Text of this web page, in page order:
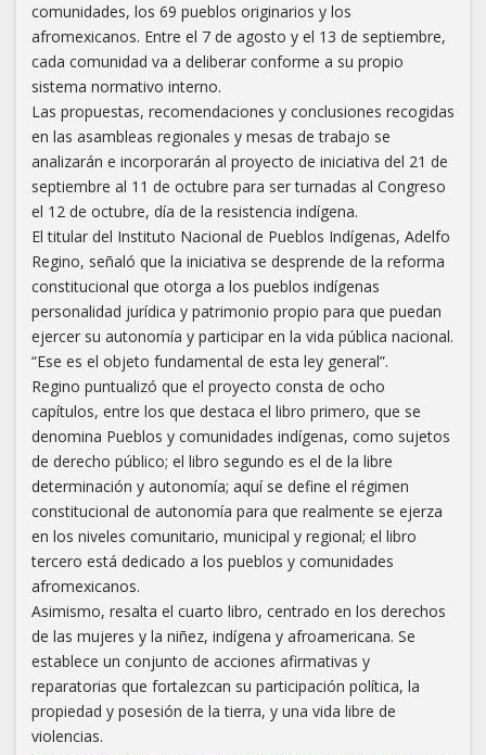
comunidades, los 69 pueblos originarios y los
afromexicanos. Entre el 7 de agosto y el 13 de septiembre,
cada comunidad va a deliberar conforme a su propio
sistema normativo interno.
Las propuestas, recomendaciones y conclusiones recogidas
en las asambleas regionales y mesas de trabajo se
analizarán e incorporarán al proyecto de iniciativa del 21 de
septiembre al 11 de octubre para ser turnadas al Congreso
el 12 de octubre, día de la resistencia indígena.
El titular del Instituto Nacional de Pueblos Indígenas, Adelfo
Regino, señaló que la iniciativa se desprende de la reforma
constitucional que otorga a los pueblos indígenas
personalidad jurídica y patrimonio propio para que puedan
ejercer su autonomía y participar en la vida pública nacional.
“Ese es el objeto fundamental de esta ley general”.
Regino puntualizó que el proyecto consta de ocho
capítulos, entre los que destaca el libro primero, que se
denomina Pueblos y comunidades indígenas, como sujetos
de derecho público; el libro segundo es el de la libre
determinación y autonomía; aquí se define el régimen
constitucional de autonomía para que realmente se ejerza
en los niveles comunitario, municipal y regional; el libro
tercero está dedicado a los pueblos y comunidades
afromexicanos.
Asimismo, resalta el cuarto libro, centrado en los derechos
de las mujeres y la niñez, indígena y afroamericana. Se
establece un conjunto de acciones afirmativas y
reparatorias que fortalezcan su participación política, la
propiedad y posesión de la tierra, y una vida libre de
violencias.